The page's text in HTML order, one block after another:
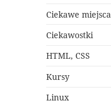
Ciekawe miejsca
Ciekawostki
HTML, CSS
Kursy
Linux